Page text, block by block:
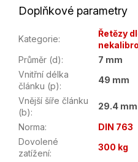
Doplňkové parametry
Kategorie:
Řetězy
Průměr (d):
7 mm
Vnitřní délka
článku (p):
49 mm
Vnější šíře článku
(b):
29.4 mm
Norma:
DIN 763
Dovolené
zatížení:
300 kg